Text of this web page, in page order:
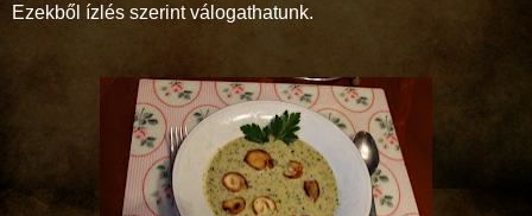
Ezekből ízlés szerint válogathatunk.